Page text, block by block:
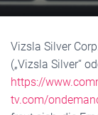
Vizsla Silver
(„Vizsla Silver“
https://
tv.com/